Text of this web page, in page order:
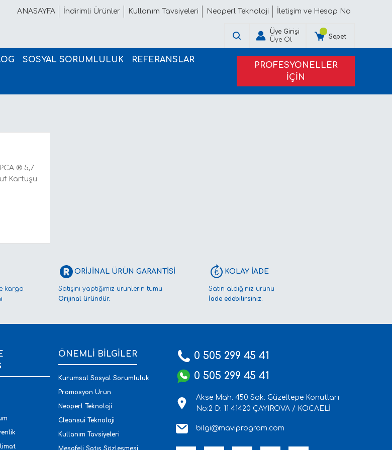
ANASAYFA İndirimli Ürünler Kullanım Tavsiyeleri Neoperl Teknoloji İletişim ve Hesap No
Üye Girişi
Üye Ol
Sepet
SOSYAL SORUMLULUK REFERANSLAR
PROFESYONELLER
İÇİN
® 5,7
Kartuşu
kargo
ORİJİNAL ÜRÜN GARANTİSİ
Satışını yaptığımız ürünlerin tümü
Orijinal üründür.
KOLAY İADE
Satın aldığınız ürünü
İade edebilirsiniz.
ÖNEMLİ BİLGİLER
Kurumsal Sosyal Sorumluluk
Promosyon Ürün
Neoperl Teknoloji
Cleansui Teknoloji
Kullanım Tavsiyeleri
Mesafeli Satış Sözleşmesi
0 505 299 45 41
0 505 299 45 41
Akse Mah. 450 Sok. Güzeltepe Konutları
No:2 D: 11 41420 ÇAYIROVA / KOCAELİ
bilgi@maviprogram.com